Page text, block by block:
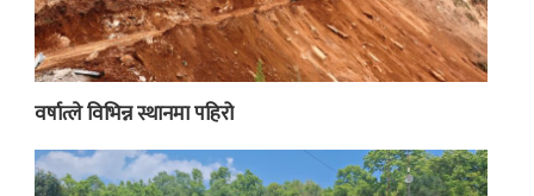
वर्षात्ले विभिन्न स्थानमा पहिरो